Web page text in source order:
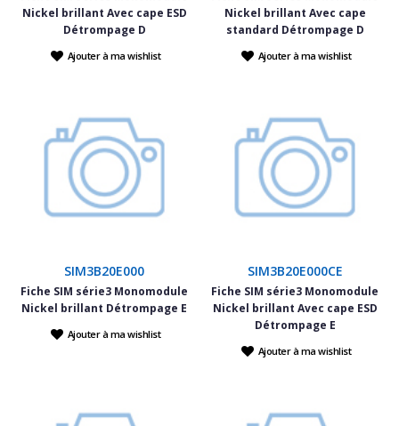
Nickel brillant Avec cape ESD
Détrompage D
Ajouter à ma wishlist
Nickel brillant Avec cape
standard Détrompage D
Ajouter à ma wishlist
SIM3B20E000
Fiche SIM série3 Monomodule
Nickel brillant Détrompage E
Ajouter à ma wishlist
SIM3B20E000CE
Fiche SIM série3 Monomodule
Nickel brillant Avec cape ESD
Détrompage E
Ajouter à ma wishlist